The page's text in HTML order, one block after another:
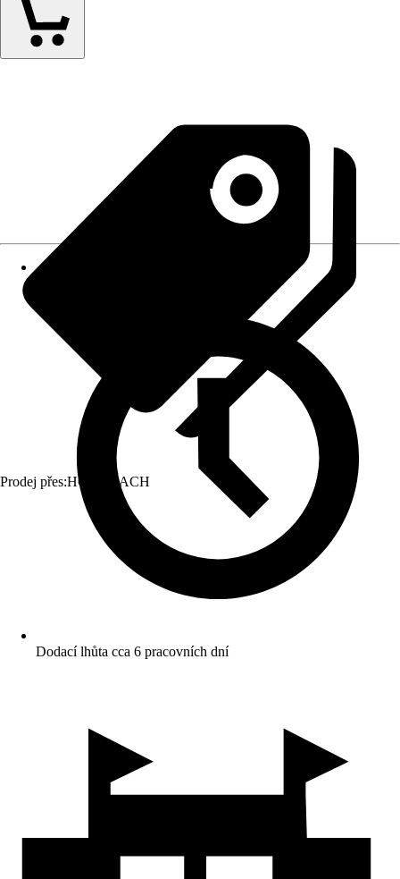
Prodej přes:HORNBACH
Dodací lhůta cca 6 pracovních dní